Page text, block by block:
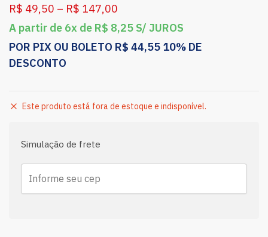
R$ 49,50 – R$ 147,00
A partir de 6x de R$ 8,25 S/ JUROS
POR PIX OU BOLETO R$ 44,55 10% DE
DESCONTO
Este produto está fora de estoque e indisponível.
Simulação de frete